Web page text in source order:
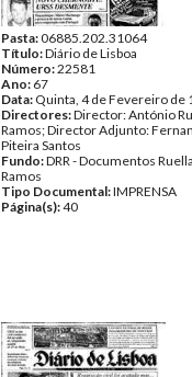
Pasta:06885.202.31064
Título:Diário de Lisboa
Número:22581
Ano: 67
Data: Quinta, 4 de Fevereiro de
Directores:Director: António
Ramos; Director Adjunto:
Piteira Santos
Fundo:DRR - Documentos Ruella
Ramos
Tipo Documental:IMPRENSA
Página(s):40